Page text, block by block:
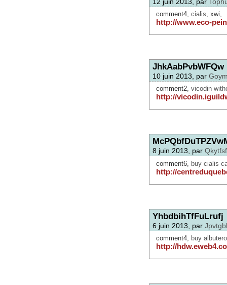
comment4, cialis , xwi,
http://www.eco-
JhkAabPvbWFQw
10 juin 2013, par
comment2, vicodin
http://
8 juin 2013, par
comment6, buy cialis
http://
YhbdbihTfFuLrufj
6 juin 2013, par
comment4, buy
http://